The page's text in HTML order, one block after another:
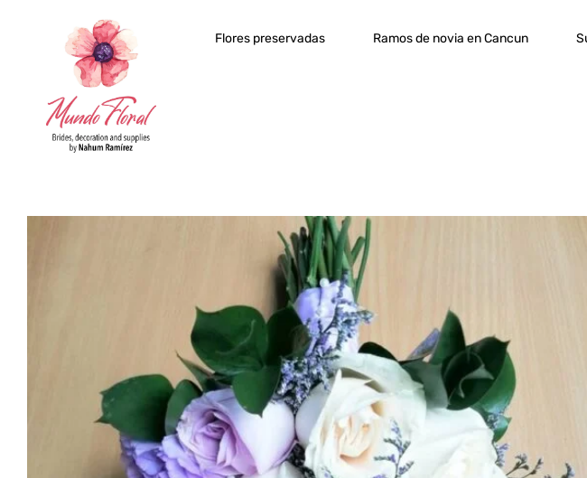
Flores preservadas Ramos de novia en Cancun